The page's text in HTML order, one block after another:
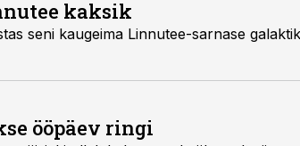
kaksik
seni kaugeima Linnutee-sarnase
ööpäev ringi